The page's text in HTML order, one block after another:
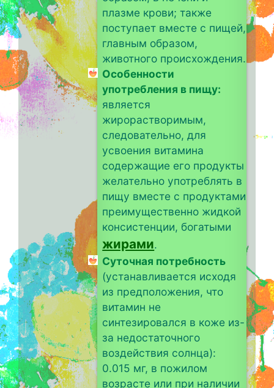
плазме крови; также
поступает вместе с пищей,
главным образом,
животного происхождения.
Особенности
употребления в пищу:
является
жирорастворимым,
следовательно, для
усвоения витамина
содержащие его продукты
желательно употреблять в
пищу вместе с продуктами
преимущественно жидкой
консистенции, богатыми
жирами.
Суточная потребность
(устанавливается исходя
из предположения, что
витамин не
синтезировался в коже из-
за недостаточного
воздействия солнца):
0.015 мг, в пожилом
возрасте или при наличии